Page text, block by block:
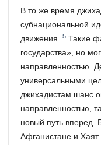
В то же время
субнациональной
движения.
5Такие
государства», но
направленностью.
универсальными
джихадистам шанс
направленностью,
новый путь вперед.
Афганистане и